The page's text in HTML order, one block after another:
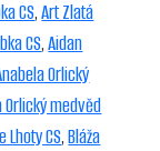
CS,Art Zlatá
CS,Aidan
Orlický
Orlický medvěd
Lhoty CS,Bláža